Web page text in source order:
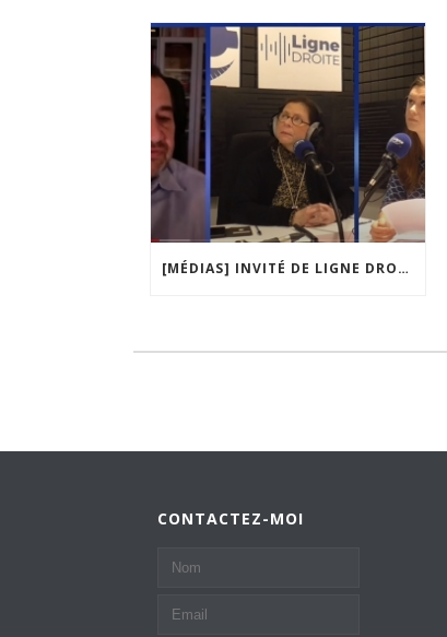
[MÉDIAS] INVITÉ DE LIGNE DROITE, LA MATINALE DE RADIO COURTOISIE
CONTACTEZ-MOI